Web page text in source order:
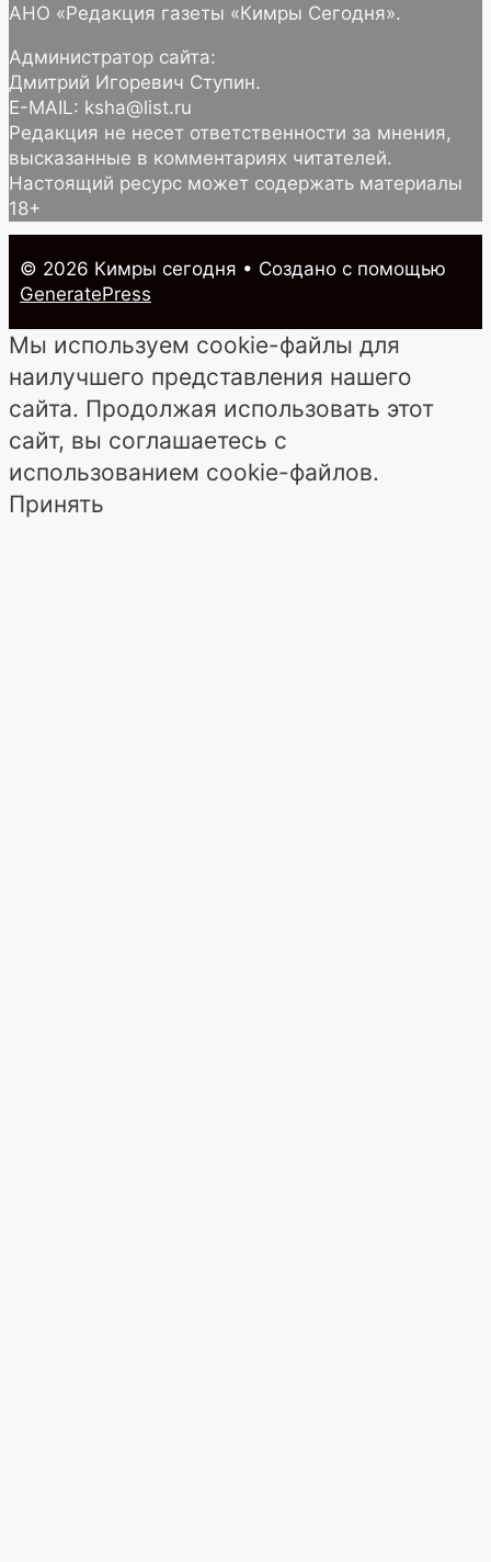
АНО «Редакция газеты «Кимры Сегодня».
Администратор сайта:
Дмитрий Игоревич Ступин.
E-MAIL: ksha@list.ru
Редакция не несет ответственности за мнения,
высказанные в комментариях читателей.
Настоящий ресурс может содержать материалы
18+
© 2026 Кимры cегодня • Создано с помощью
GeneratePress
Мы используем cookie-файлы для
наилучшего представления нашего
сайта. Продолжая использовать этот
сайт, вы соглашаетесь с
использованием cookie-файлов.
Принять